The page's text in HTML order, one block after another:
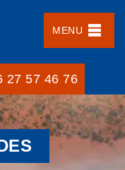
MENU
27 57 46 76